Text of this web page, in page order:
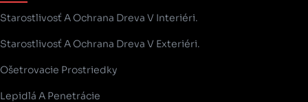
Starostlivosť A Ochrana Dreva V Interiéri.
Starostlivosť A Ochrana Dreva V Exteriéri.
Ošetrovacie Prostriedky
Lepidlá A Penetrácie